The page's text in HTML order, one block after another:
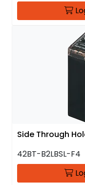
Side Through
42BT-B2LBSL-F4